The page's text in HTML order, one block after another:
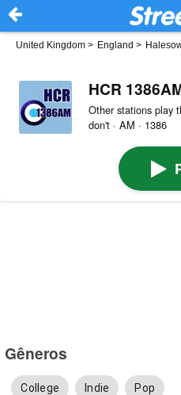
United Kingdom > England >
HCR
Other stations play
don't · AM · 1386
Gêneros
College Indie Pop